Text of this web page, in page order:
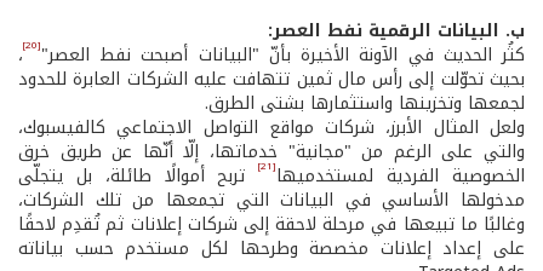
ب. البيانات الرقمية نفط العصر:
كثُر الحديث في الآونة الأخيرة بأنّ "البيانات أصبحت نفط العصر"[20] ،
بحيث تحوّلت إلى رأس مال ثمين تتهافت عليه الشركات العابرة للحدود
لجمعها وتخزينها واستثمارها بشتى الطرق.
ولعل المثال الأبرز، شركات مواقع التواصل الاجتماعي كالفيسبوك،
والتي على الرغم من "مجانية" خدماتها، إلّا أنّها عن طريق خرق
الخصوصية الفردية لمستخدميها[21] تربح أموالًا طائلة، بل يتجلّى
مدخولها الأساسي في البيانات التي تجمعها من تلك الشركات،
وغالبًا ما تبيعها في مرحلة لاحقة إلى شركات إعلانات ثم تُقدِم لاحقًا
على إعداد إعلانات مخصصة وطرحها لكل مستخدم حسب بياناته